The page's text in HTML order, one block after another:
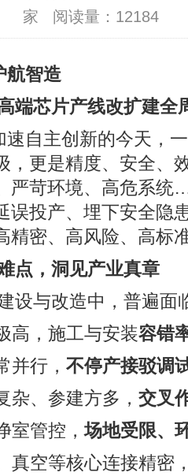
家 阅读量：12184
航智造
芯片产线改扩建全
自主创新的今天，
，更是精度、安全、
严苛环境、高危系
误投产、埋下安全隐
精密、高风险、高标
点，洞见产业真章
设与改造中，普遍面
高，施工与安装容错
并行， 不停产接驳调
杂、参建方多， 交叉
室管控，场地受限、
真空等核心连接精密